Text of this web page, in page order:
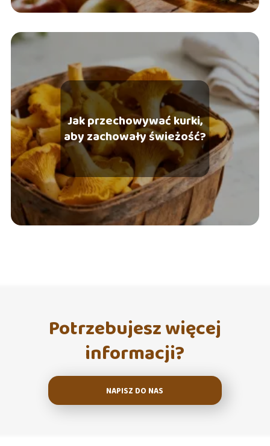
Jak przechowywać kurki,
aby zachowały świeżość?
Potrzebujesz więcej
informacji?
NAPISZ DO NAS